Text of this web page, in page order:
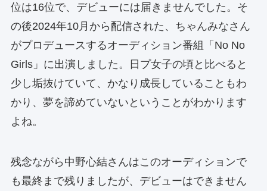
位は16位で、デビューには届きませんでした。そ
の後2024年10月から配信された、ちゃんみなさん
がプロデュースするオーディション番組「No No
Girls」に出演しました。日プ女子の頃と比べると
少し垢抜けていて、かなり成長していることもわ
かり、夢を諦めていないということがわかります
よね。
残念ながら中野心結さんはこのオーディションで
も最終まで残りましたが、デビューはできません